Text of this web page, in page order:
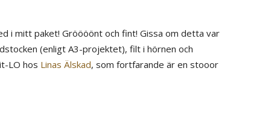
i mitt paket! Gröööönt och fint! Gissa om detta var
(enligt A3-projektet), filt i hörnen och
LO hos Linas Älskad, som fortfarande är en stooor